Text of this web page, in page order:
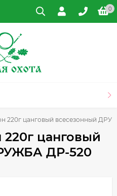
0
220г цанговый всесезонный
цанговый
ДР-520